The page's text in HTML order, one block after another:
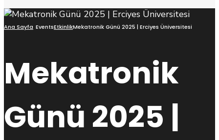
Ana Sayfa EventsEtkinlikMekatronik Günü 2025 | Erciyes Üniversitesi
Mekatronik
Günü 2025 |